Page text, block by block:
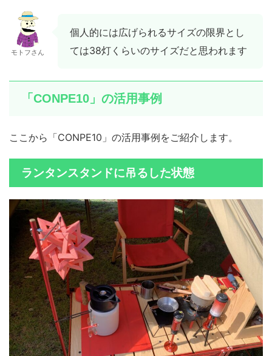
モトフさん
個人的には広げられるサイズの限界とし
ては38灯くらいのサイズだと思われます
「CONPE10」の活用事例
ここから「CONPE10」の活用事例をご紹介します。
ランタンスタンドに吊るした状態